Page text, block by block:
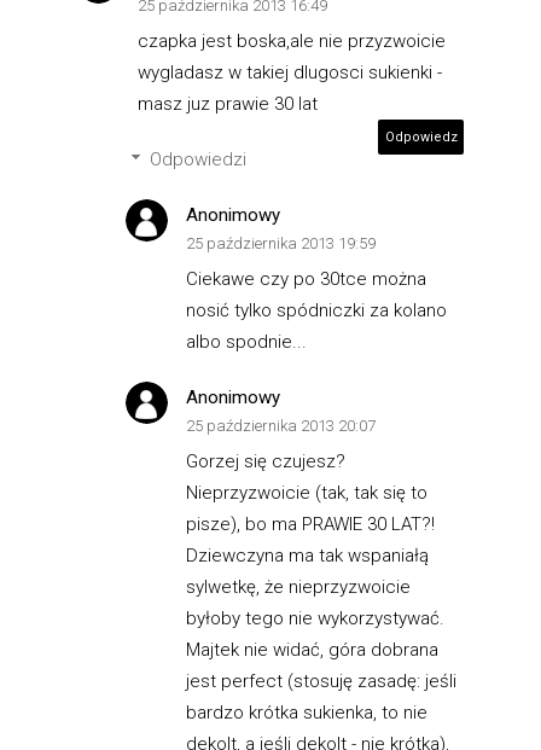
25 października 2013 16:49
czapka jest boska,ale nie przyzwoicie
wygladasz w takiej dlugosci sukienki -
masz juz prawie 30 lat
Odpowiedz
Odpowiedzi
Anonimowy
25 października 2013 19:59
Ciekawe czy po 30tce można
nosić tylko spódniczki za kolano
albo spodnie...
Anonimowy
25 października 2013 20:07
Gorzej się czujesz?
Nieprzyzwoicie (tak, tak się to
pisze), bo ma PRAWIE 30 LAT?!
Dziewczyna ma tak wspaniałą
sylwetkę, że nieprzyzwoicie
byłoby tego nie wykorzystywać.
Majtek nie widać, góra dobrana
jest perfect (stosuję zasadę: jeśli
bardzo krótka sukienka, to nie
dekolt, a jeśli dekolt - nie krótka),